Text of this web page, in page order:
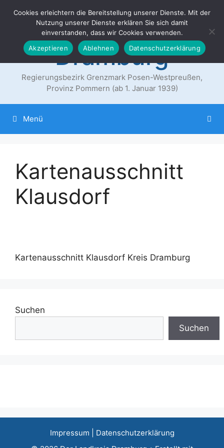
Inhalt
Der Landkreis
Dramburg
Regierungsbezirk Grenzmark Posen-Westpreußen,
Provinz Pommern (ab 1. Januar 1939)
Menü
Kartenausschnitt
Klausdorf
Kartenausschnitt Klausdorf Kreis Dramburg
Suchen
Suchen
Impressum
Datenschutzerklärung
Cookies erleichtern die Bereitstellung unserer Dienste. Mit der
Nutzung unserer Dienste erklären Sie sich damit
einverstanden, dass wir Cookies verwenden.
Akzeptieren
Ablehnen Datenschutzerklärung